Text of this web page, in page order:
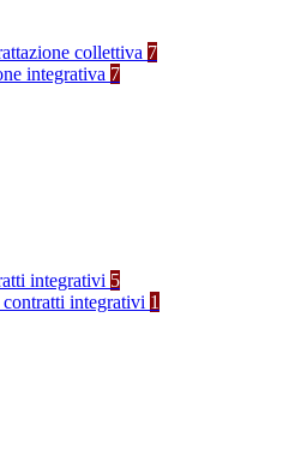
collettiva 7
integrativa 7
integrativi 5
integrativi 1